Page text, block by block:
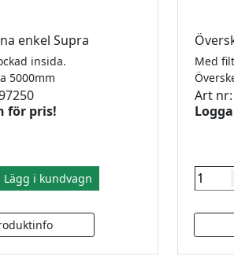
enkel Supra
insida.
5000mm
för pris!
Lägg i kundvagn
Med
Art